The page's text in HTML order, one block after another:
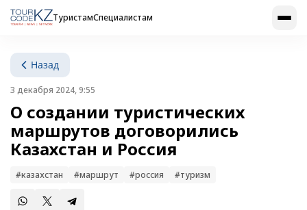
ТуристамСпециалистам
Назад
3 декабря 2024, 9:55
О создании туристических
маршрутов договорились
Казахстан и Россия
#казахстан #маршрут #россия #туризм